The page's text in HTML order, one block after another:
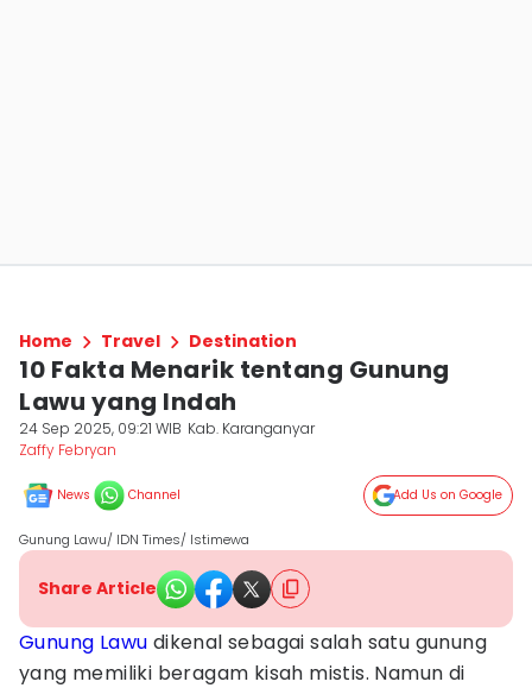
Home Travel Destination
10 Fakta Menarik tentang Gunung
Lawu yang Indah
24 Sep 2025, 09:21 WIB Kab. Karanganyar
Zaffy Febryan
News Channel Add Us on Google
Gunung Lawu/ IDN Times/ Istimewa
Share Article
Gunung Lawu dikenal sebagai salah satu gunung
yang memiliki beragam kisah mistis. Namun di